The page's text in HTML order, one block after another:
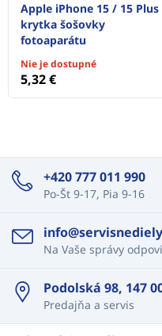
Apple iPhone 15 / 15 Plus
krytka šošovky
fotoaparátu
Nie je dostupné
5,32 €
+420 777 011 990
Po-Št 9-17, Pia 9-16
Na Vaše správy
Podolská 98, 147
Predajňa a servis